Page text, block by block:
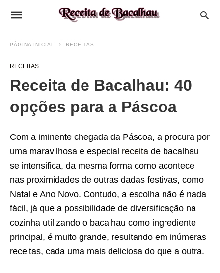
PÁGINA INICIAL RECEITAS
RECEITAS
Receita de Bacalhau: 40
opções para a Páscoa
Com a iminente chegada da Páscoa, a procura por
uma maravilhosa e especial receita de bacalhau
se intensifica, da mesma forma como acontece
nas proximidades de outras dadas festivas, como
Natal e Ano Novo. Contudo, a escolha não é nada
fácil, já que a possibilidade de diversificação na
cozinha utilizando o bacalhau como ingrediente
principal, é muito grande, resultando em inúmeras
receitas, cada uma mais deliciosa do que a outra.